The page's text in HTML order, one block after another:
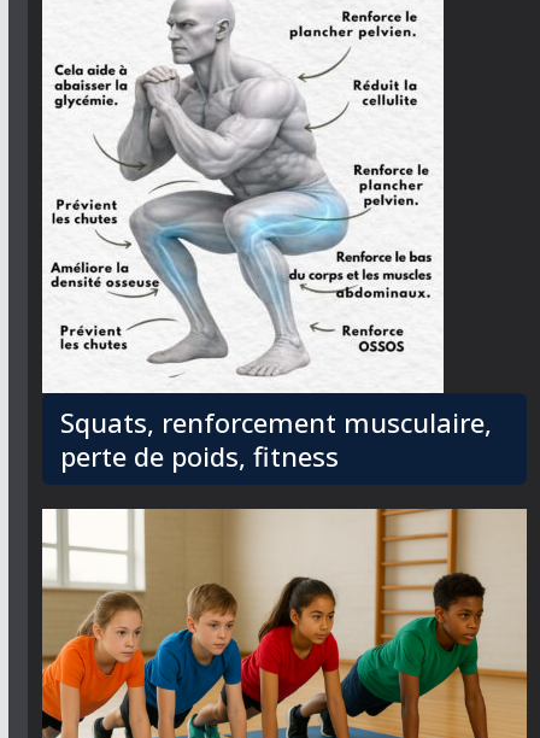
Squats, renforcement musculaire,
perte de poids, fitness